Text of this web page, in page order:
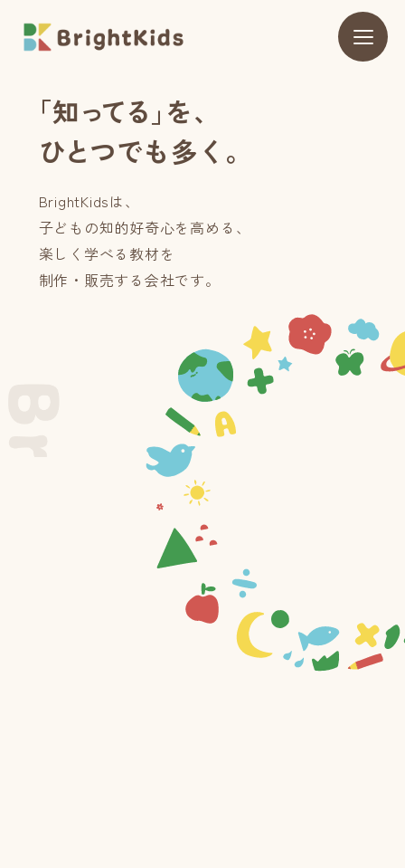
「知ってる 」 を、
ひとつでも多 く 。
BrightKidsは、
子どもの知的好奇心を高める、
楽しく学べる教材を
制作・販売する会社です。